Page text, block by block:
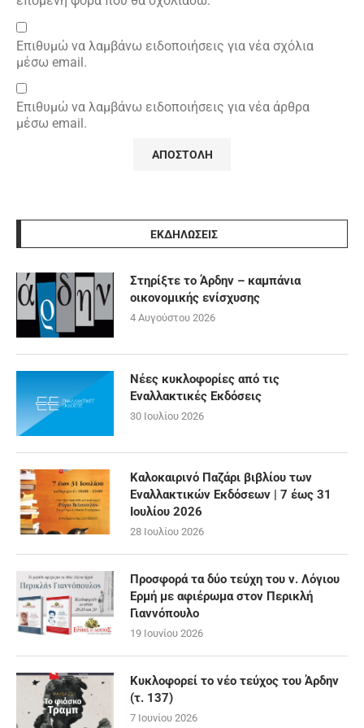
Επιθυμώ να λαμβάνω ειδοποιήσεις για νέα σχόλια
μέσω email.
Επιθυμώ να λαμβάνω ειδοποιήσεις για νέα άρθρα
μέσω email.
ΕΚΔΗΛΩΣΕΙΣ
Στηρίξτε το Άρδην – καμπάνια
οικονομικής ενίσχυσης
4 Αυγούστου 2026
Νέες κυκλοφορίες από τις
Εναλλακτικές Εκδόσεις
30 Ιουλίου 2026
Καλοκαιρινό Παζάρι βιβλίου των
Εναλλακτικών Εκδόσεων | 7 έως 31
Ιουλίου 2026
28 Ιουλίου 2026
Προσφορά τα δύο τεύχη του ν. Λόγιου
Ερμή με αφιέρωμα στον Περικλή
Γιαννόπουλο
19 Ιουνίου 2026
Κυκλοφορεί το νέο τεύχος του Άρδην
(τ. 137)
7 Ιουνίου 2026